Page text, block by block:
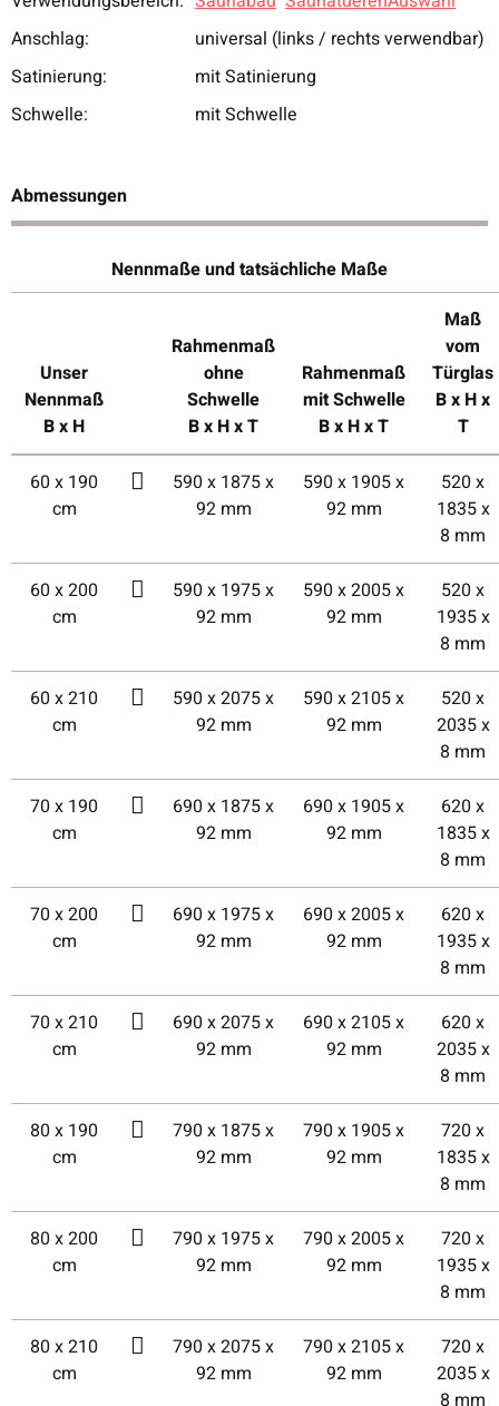
Anschlag:
universal (links / rechts verwendbar)
Satinierung:
mit Satinierung
Schwelle:
mit Schwelle
Abmessungen
Nennmaße und tatsächliche Maße
Unser
Nennmaß
B x H
Rahmenmaß
ohne
Schwelle
B x H x T
Rahmenmaß
mit Schwelle
B x H x T
Maß
vom
Türglas
B x H x
T
60 x 190
cm
590 x 1875 x
92 mm
590 x 1905 x
92 mm
520 x
1835 x
8 mm
60 x 200
cm
590 x 1975 x
92 mm
590 x 2005 x
92 mm
520 x
1935 x
8 mm
60 x 210
cm
590 x 2075 x
92 mm
590 x 2105 x
92 mm
520 x
2035 x
8 mm
70 x 190
cm
690 x 1875 x
92 mm
690 x 1905 x
92 mm
620 x
1835 x
8 mm
70 x 200
cm
690 x 1975 x
92 mm
690 x 2005 x
92 mm
620 x
1935 x
8 mm
70 x 210
cm
690 x 2075 x
92 mm
690 x 2105 x
92 mm
620 x
2035 x
8 mm
80 x 190
cm
790 x 1875 x
92 mm
790 x 1905 x
92 mm
720 x
1835 x
8 mm
80 x 200
cm
790 x 1975 x
92 mm
790 x 2005 x
92 mm
720 x
1935 x
8 mm
80 x 210
cm
790 x 2075 x
92 mm
790 x 2105 x
92 mm
720 x
2035 x
8 mm